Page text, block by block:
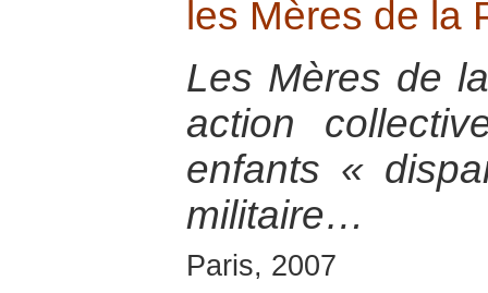
les Mères de la
Les Mères de
action
enfants «
militaire…
Paris, 2007